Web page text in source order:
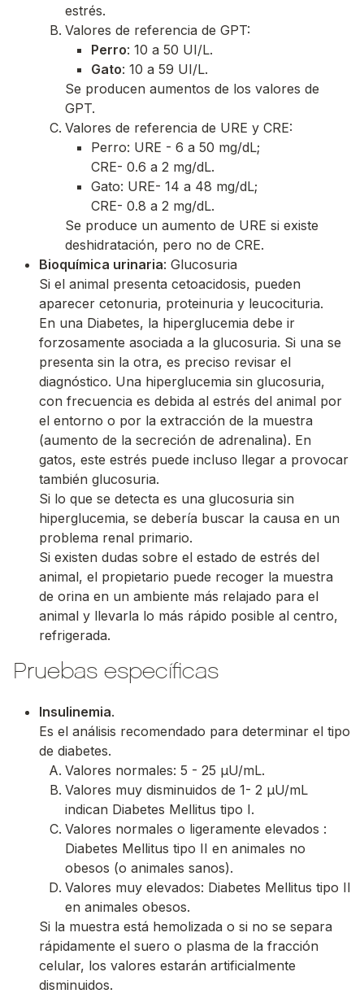
estrés.
Valores de referencia de GPT:
Perro: 10 a 50 UI/L.
Gato: 10 a 59 UI/L.
Se producen aumentos de los valores de
GPT.
Valores de referencia de URE y CRE:
Perro: URE - 6 a 50 mg/dL;
CRE- 0.6 a 2 mg/dL.
Gato: URE- 14 a 48 mg/dL;
CRE- 0.8 a 2 mg/dL.
Se produce un aumento de URE si existe
deshidratación, pero no de CRE.
Bioquímica urinaria: Glucosuria
Si el animal presenta cetoacidosis, pueden
aparecer cetonuria, proteinuria y leucocituria.
En una Diabetes, la hiperglucemia debe ir
forzosamente asociada a la glucosuria. Si una se
presenta sin la otra, es preciso revisar el
diagnóstico. Una hiperglucemia sin glucosuria,
con frecuencia es debida al estrés del animal por
el entorno o por la extracción de la muestra
(aumento de la secreción de adrenalina). En
gatos, este estrés puede incluso llegar a provocar
también glucosuria.
Si lo que se detecta es una glucosuria sin
hiperglucemia, se debería buscar la causa en un
problema renal primario.
Si existen dudas sobre el estado de estrés del
animal, el propietario puede recoger la muestra
de orina en un ambiente más relajado para el
animal y llevarla lo más rápido posible al centro,
refrigerada.
Pruebas específicas
Insulinemia.
Es el análisis recomendado para determinar el tipo
de diabetes.
Valores normales: 5 - 25 μU/mL.
Valores muy disminuidos de 1- 2 μU/mL
indican Diabetes Mellitus tipo I.
Valores normales o ligeramente elevados :
Diabetes Mellitus tipo II en animales no
obesos (o animales sanos).
Valores muy elevados: Diabetes Mellitus tipo II
en animales obesos.
Si la muestra está hemolizada o si no se separa
rápidamente el suero o plasma de la fracción
celular, los valores estarán artificialmente
disminuidos.